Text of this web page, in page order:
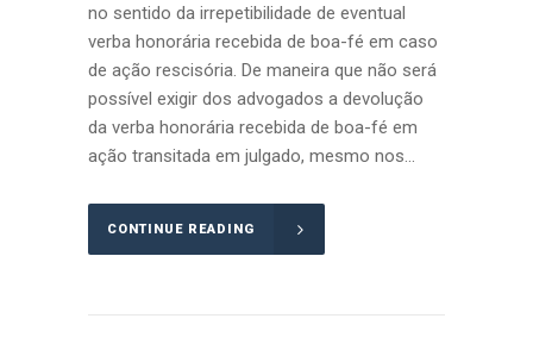
no sentido da irrepetibilidade de eventual
verba honorária recebida de boa-fé em caso
de ação rescisória. De maneira que não será
possível exigir dos advogados a devolução
da verba honorária recebida de boa-fé em
ação transitada em julgado, mesmo nos...
CONTINUE READING